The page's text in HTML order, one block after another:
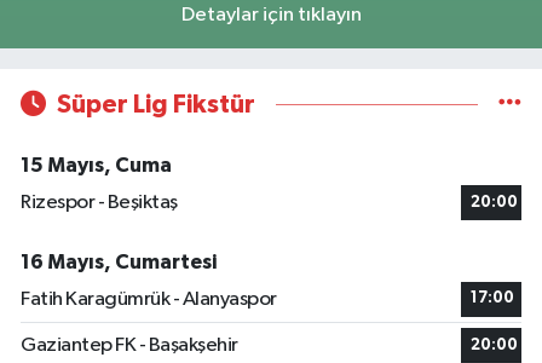
Detaylar için tıklayın
Süper Lig Fikstür
15 Mayıs, Cuma
Rizespor - Beşiktaş
20:00
16 Mayıs, Cumartesi
Fatih Karagümrük - Alanyaspor
17:00
Gaziantep FK - Başakşehir 20:00